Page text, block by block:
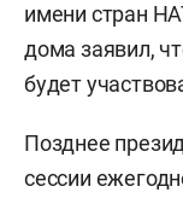
имени стран
дома заявил,
будет
Позднее
сессии